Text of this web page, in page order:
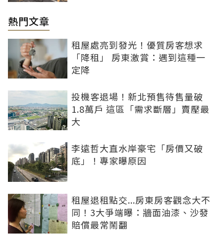
熱門文章
租屋處亮到發光！優質房客想求
「降租」 房東激賞：遇到這種一
定降
投機客退場！新北預售待售量破
1.8萬戶 這區「需求斷層」賣壓最
大
李遠哲大直水岸豪宅「房價又破
底」！專家曝原因
租屋退租點交...房東房客觀念大不
同！3大爭端曝：牆面油漆、沙發
賠償最常鬧翻